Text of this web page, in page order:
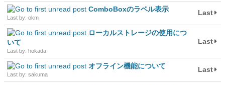
ComboBoxのラベル表示
Last by: okm
Last
ローカルストレージの使用につ
いて
Last by: hokada
Last
オフライン機能について
Last by: sakuma
Last